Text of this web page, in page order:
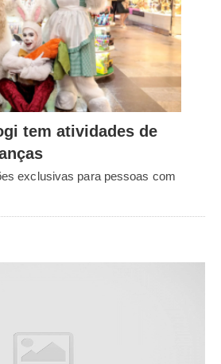
tem atividades de
exclusivas para pessoas com